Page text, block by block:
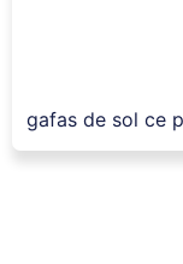
gafas de sol ce